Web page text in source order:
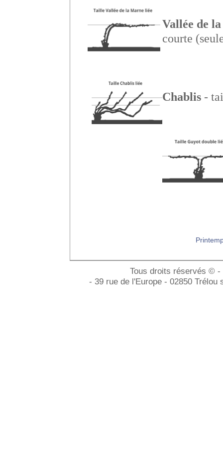
Vallée de
courte
Chablis -
Tous droits réservés © -
- 39 rue de l'Europe - 02850